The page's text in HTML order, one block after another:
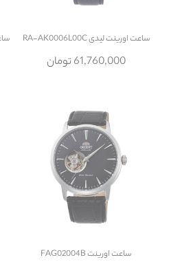
ساعتاورینت لیدی RA-AK0006L00C
61,760,000 تومان
ساعتاورینت FAG02004B